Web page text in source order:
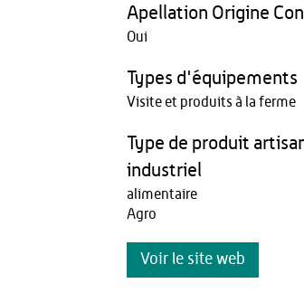
Apellation Origine
Oui
Types d'équipements
Visite et produits à la ferme
Type de produit
industriel
alimentaire
Agro
Voir le site web